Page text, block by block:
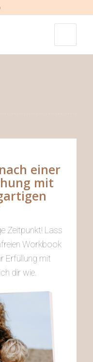
einer
mit
Zeitpunkt! Lass
Workbook
Erfüllung mit
dir wie.